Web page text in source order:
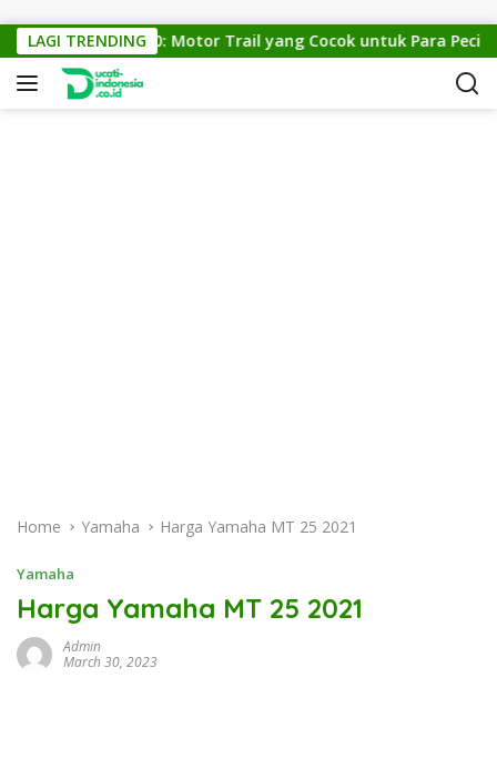
LAGI TRENDING
KTM Cross 150: Motor Trail yang Cocok untuk Para Pecinta
Home Yamaha Harga Yamaha MT 25 2021
Yamaha
Harga Yamaha MT 25 2021
Admin
March 30, 2023